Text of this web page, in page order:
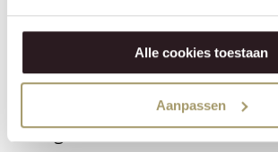
Alle cookies toestaan
Aanpassen
Geldigheid van de